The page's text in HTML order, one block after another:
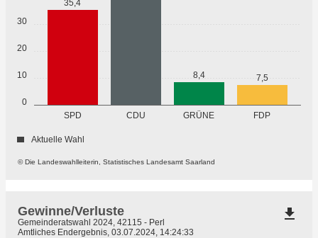
0
10
20
30
SPD CDU GRÜNE FDP
35,4
8,4 7,5
© Die Landeswahlleiterin, Statistisches Landesamt Saarland
Aktuelle Wahl
Gewinne/Verluste
Gemeinderatswahl 2024, 42115 - Perl
Amtliches Endergebnis, 03.07.2024, 14:24:33
file_download